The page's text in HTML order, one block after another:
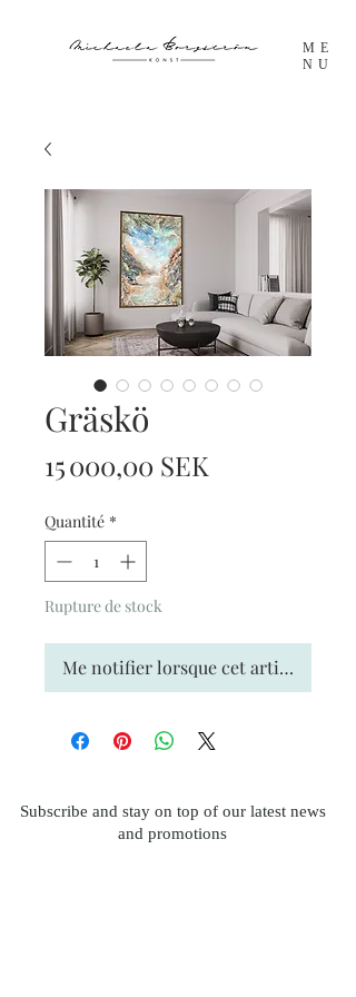
ME
NU
Gräskö
15 000,00 SEK
Quantité *
Rupture de stock
Me notifier lorsque cet article est
Subscribe and stay on top of our latest news
and promotions